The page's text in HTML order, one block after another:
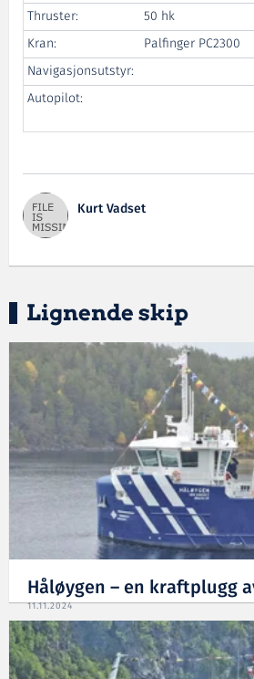
Thruster:
50 hk
Kran:
Palfinger PC2300
Navigasjonsutstyr:
Autopilot:
Kurt Vadset
Lignende skip
Håløygen – en kraftplugg
11.11.2024